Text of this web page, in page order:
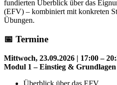
fundierten Überblick über das
(EFV) – kombiniert mit konkreten
Übungen.
📅 Termine
Mittwoch, 23.09.2026 | 17:00 –
Modul 1 – Einstieg & Grundlagen
Überblick über das EFV